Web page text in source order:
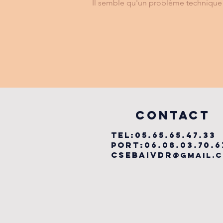
Il semble qu'un problème technique
COntact
TEL:05.65.65.47.33
csebaivdr